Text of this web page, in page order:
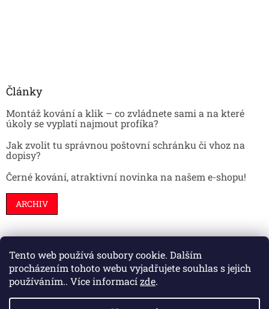
Tento web používá soubory cookie. Dalším
procházením tohoto webu vyjadřujete souhlas s jejich
používáním.. Více informacízde.
Články
Montáž kování a klik – co zvládnete sami a na které
úkoly se vyplatí najmout profíka?
Jak zvolit tu správnou poštovní schránku či vhoz na
dopisy?
Černé kování, atraktivní novinka na našem e-shopu!
ARCHIV
Stavební pouzdra Interiéry Dveře